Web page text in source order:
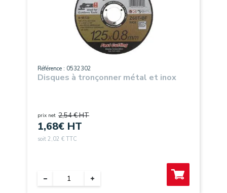
Référence : 0532302
Disques à tronçonner métal et inox
prix net 2,54 € HT
1,68€ HT
soit 2,02 € TTC